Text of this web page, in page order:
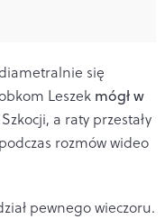
się
Leszek mógł w
a raty przestały
rozmów wideo
pewnego wieczoru.